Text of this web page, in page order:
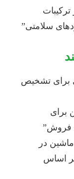
سلامتی”
برای تشخیص
برای
فروش”
در
اساس